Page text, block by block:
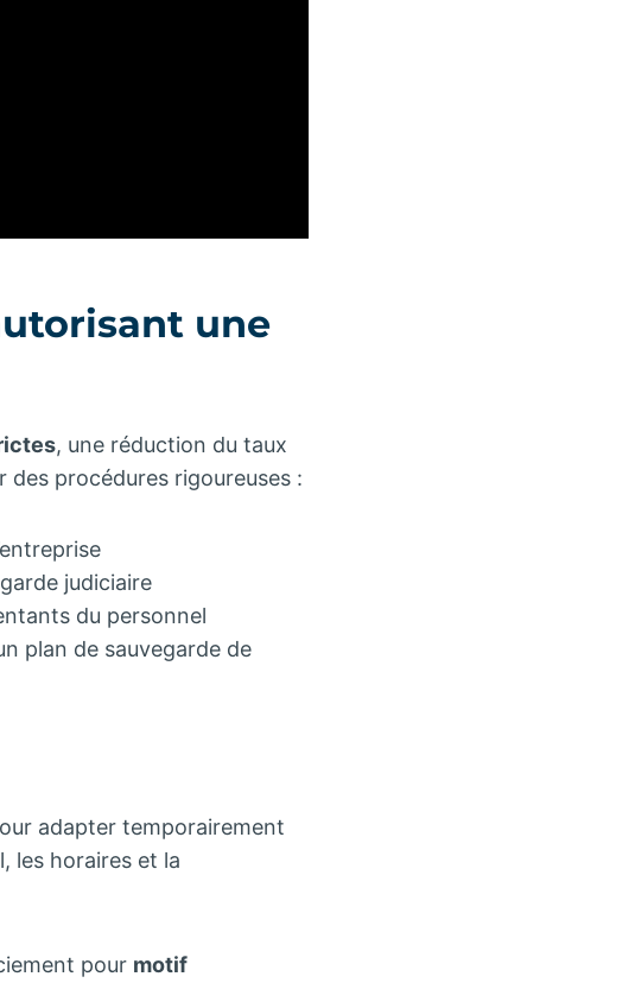
une
, une réduction du taux
procédures rigoureuses :
judiciaire
du personnel
plan de sauvegarde de
adapter temporairement
les horaires et la
pour motif